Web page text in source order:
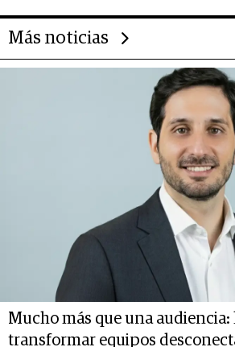
Más noticias
Mucho más que una audiencia:
transformar equipos